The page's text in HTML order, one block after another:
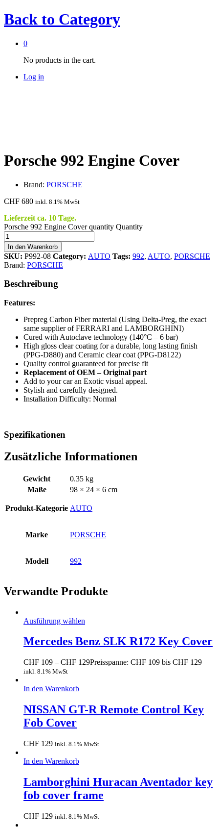
Back to Category
0
No products in the cart.
Log in
Porsche 992 Engine Cover
Brand: PORSCHE
CHF 680 inkl. 8.1% MwSt
Lieferzeit ca. 10 Tage.
Porsche 992 Engine Cover quantity Quantity
In den Warenkorb
SKU: P992-08 Category: AUTO Tags: 992, AUTO, PORSCHE
Brand: PORSCHE
Beschreibung
Features:
Prepreg Carbon Fiber material (Using Delta-Preg, the exact
same supplier of FERRARI and LAMBORGHINI)
Cured with Autoclave technology (140°C – 6 bar)
High gloss clear coating for a durable, long lasting finish
(PPG-D880) and Ceramic clear coat (PPG-D8122)
Quality control guaranteed for precise fit
Replacement of OEM – Original part
Add to your car an Exotic visual appeal.
Stylish and carefully designed.
Installation Difficulty: Normal
Spezifikationen
Zusätzliche Informationen
Gewicht
0.35 kg
Maße
98 × 24 × 6 cm
Produkt-Kategorie AUTO
Marke PORSCHE
Modell 992
Verwandte Produkte
Ausführung wählen
Mercedes Benz SLK R172 Key Cover
CHF 109 – CHF 129Preisspanne: CHF 109 bis CHF 129
inkl. 8.1% MwSt
In den Warenkorb
NISSAN GT-R Remote Control Key
Fob Cover
CHF 129 inkl. 8.1% MwSt
In den Warenkorb
Lamborghini Huracan Aventador key
fob cover frame
CHF 129 inkl. 8.1% MwSt